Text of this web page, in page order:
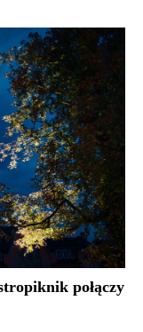
połączy